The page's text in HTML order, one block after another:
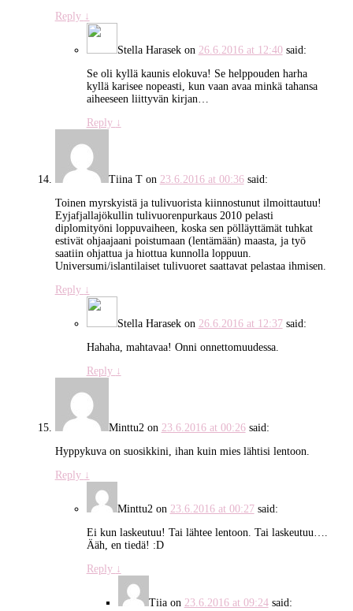
Reply ↓
Stella Harasekon 26.6.2016 at 12:40 said:
Se oli kyllä kaunis elokuva! Se helppouden harha
kyllä karisee nopeasti, kun vaan avaa minkä tahansa
aiheeseen liittyvän kirjan…
Reply ↓
Tiina Ton 23.6.2016 at 00:36 said:
Toinen myrskyistä ja tulivuorista kiinnostunut ilmoittautuu!
Eyjafjallajökullin tulivuorenpurkaus 2010 pelasti
diplomityöni loppuvaiheen, koska sen pölläyttämät tuhkat
estivät ohjaajaani poistumaan (lentämään) maasta, ja työ
saatiin ohjattua ja hiottua kunnolla loppuun.
Universumi/islantilaiset tulivuoret saattavat pelastaa ihmisen.
Reply ↓
Stella Harasekon 26.6.2016 at 12:37 said:
Hahaha, mahtavaa! Onni onnettomuudessa.
Reply ↓
Minttu2on 23.6.2016 at 00:26 said:
Hyppykuva on suosikkini, ihan kuin mies lähtisi lentoon.
Reply ↓
Minttu2on 23.6.2016 at 00:27 said:
Ei kun laskeutuu! Tai lähtee lentoon. Tai laskeutuu….
Ääh, en tiedä! :D
Reply ↓
Tiiaon 23.6.2016 at 09:24 said: